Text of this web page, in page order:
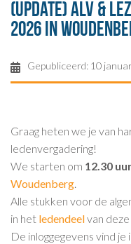
(update) ALV &
2026 in
Gepubliceerd: 10
Graag heten we je van
ledenvergadering!
We starten om 12.30
Woudenberg.
Alle stukken voor de
in het ledendeelvan
De inloggegevens vind je